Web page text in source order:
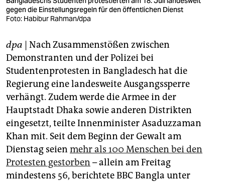
shop
fragen & hilfe
unterstützen
abo
genossenschaft
epaper login
gegen die Einstellungsregeln für den öffentlichen Dienst
Foto: Habibur Rahman/dpa
dpa | Nach Zusammenstößen zwischen
Demonstranten und der Polizei bei
Studentenprotesten in Bangladesch hat die
Regierung eine landesweite Ausgangssperre
verhängt. Zudem werde die Armee in der
Hauptstadt Dhaka sowie anderen Distrikten
eingesetzt, teilte Innenminister Asaduzzaman
Khan mit. Seit dem Beginn der Gewalt am
Dienstag seien mehr als 100 Menschen bei den
Protesten gestorben – allein am Freitag
mindestens 56, berichtete BBC Bangla unter